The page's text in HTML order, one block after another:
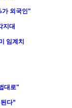
가 외국인"
지대
임계치
대로"
다”